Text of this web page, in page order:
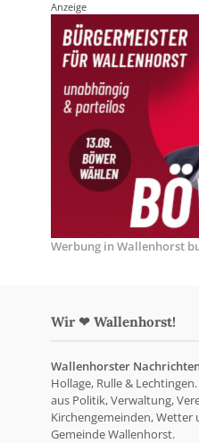
Anzeige
Werbung in Wallenhorst
Wir ❤ Wallenhorst!
Wallenhorster
Hollage, Rulle &
aus Politik, Verwaltung,
Kirchengemeinden,
Gemeinde Wallenhorst.